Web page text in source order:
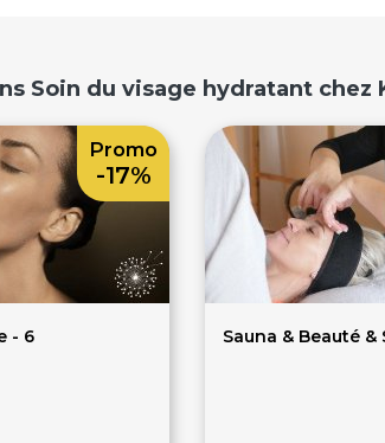
Soin du visage hydratant chez
- 6
Promo
-17%
Sauna & Beauté